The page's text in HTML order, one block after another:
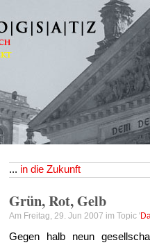
... in die Zukunft
Grün, Rot, Gelb
Am Freitag, 29. Jun 2007 im Topic '
Gegen halb neun